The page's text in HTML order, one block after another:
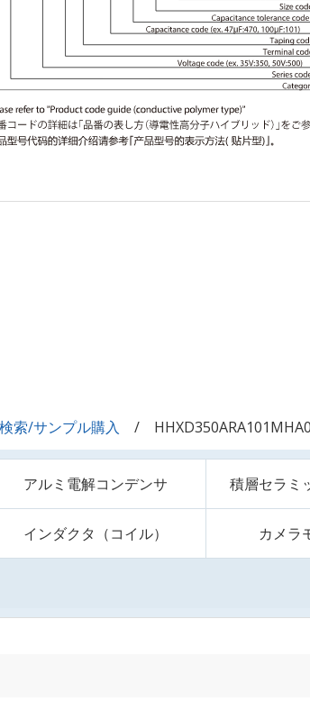
索/サンプル購入
アルミ電解コンデンサ 積層セラミ
インダクタ（コイル） カメラ